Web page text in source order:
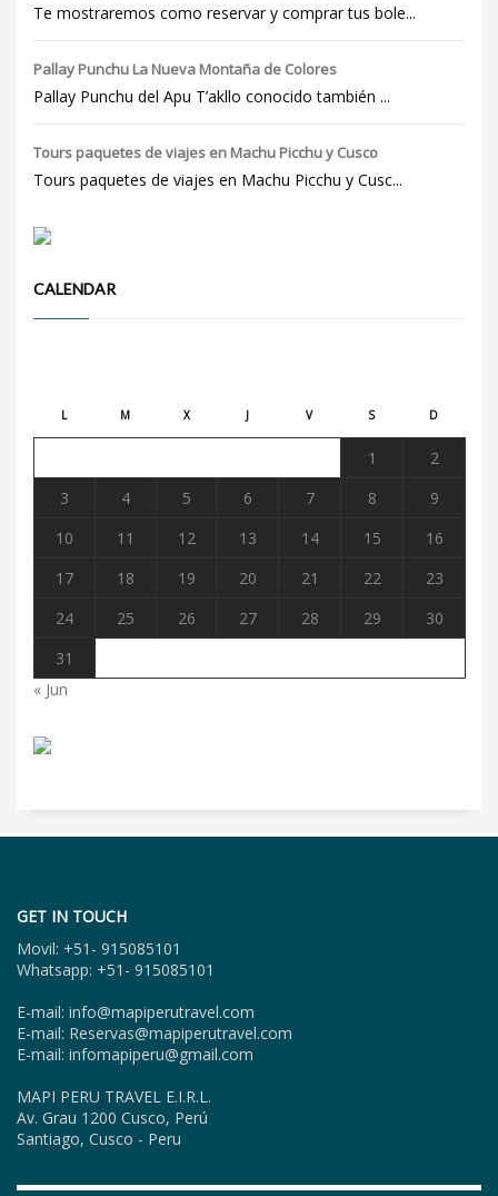
Te mostraremos como reservar y comprar tus bole...
Pallay Punchu La Nueva Montaña de Colores
Pallay Punchu del Apu T’akllo conocido también ...
Tours paquetes de viajes en Machu Picchu y Cusco
Tours paquetes de viajes en Machu Picchu y Cusc...
CALENDAR
L M X J V S D
1
2
3
4 5 6 7 8
9
10
11 12 13 14 15
16
17
18 19 20 21 22
23
24
25 26 27 28 29
30
31
« Jun
GET IN TOUCH
Movil: +51- 915085101
Whatsapp: +51- 915085101
E-mail: info@mapiperutravel.com
E-mail: Reservas@mapiperutravel.com
E-mail: infomapiperu@gmail.com
MAPI PERU TRAVEL E.I.R.L.
Av. Grau 1200 Cusco, Perú
Santiago, Cusco - Peru